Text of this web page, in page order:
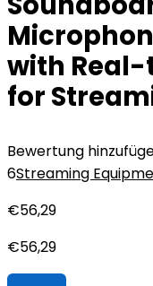
with
for
Bewertung
6Streaming
€56,29
€56,29